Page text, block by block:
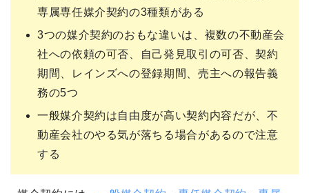
専属専任媒介契約の3種類がある
3つの媒介契約のおもな違いは、複数の不動産会
社への依頼の可否、自己発見取引の可否、契約
期間、レインズへの登録期間、売主への報告義
務の5つ
一般媒介契約は自由度が高い契約内容だが、不
動産会社のやる気が落ちる場合があるので注意
する